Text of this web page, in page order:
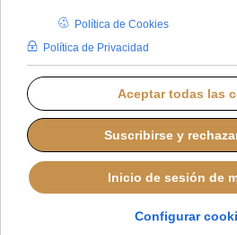
ALMUDENA BUENADICHA
VISITA DEL
JUEVES, 04 JUNIO 2026 10:10